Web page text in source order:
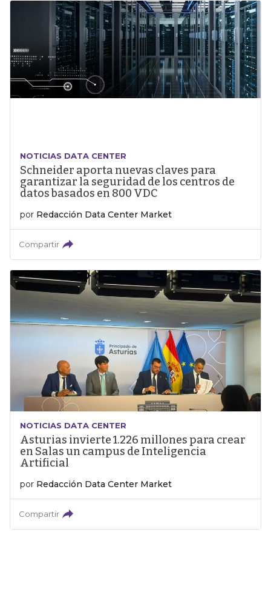
NOTICIAS DATA CENTER
Schneider aporta nuevas claves para
garantizar la seguridad de los centros de
datos basados en 800 VDC
por Redacción Data Center Market
Compartir
NOTICIAS DATA CENTER
Asturias invierte 1.226 millones para crear
en Salas un campus de Inteligencia
Artificial
por Redacción Data Center Market
Compartir